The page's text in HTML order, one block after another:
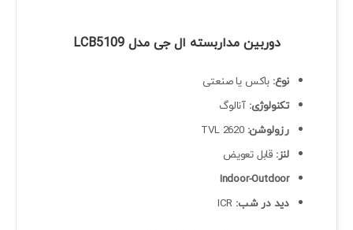
دوربین مداربسته ال جی مدل LCB5109
نوع: باکس یا صنعتی
تکنولوژی: آنالوگ
رزولوشن: 2620 TVL
لنز: قابل تعویض
Indoor-Outdoor
دید در شب: ICR